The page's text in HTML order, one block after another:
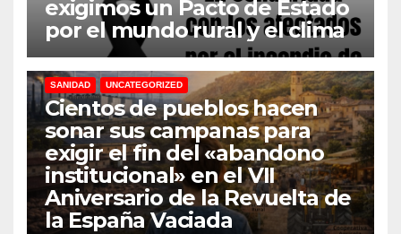
exigimos un Pacto de Estado
por el mundo rural y el clima
31M DEFENSA DEL AGUA DESPOBLACION FERROCARRIL
MACROGRANJAS PLANTAS BIOGÁS RENOVABLES
SANIDAD UNCATEGORIZED
Cientos de pueblos hacen
sonar sus campanas para
exigir el fin del «abandono
institucional» en el VII
Aniversario de la Revuelta de
la España Vaciada